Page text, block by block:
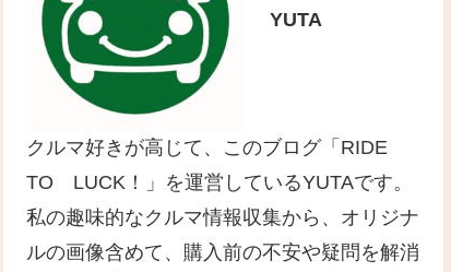
YUTA
クルマ好きが高じて、このブログ「RIDE
TO LUCK！」を運営しているYUTAです。
私の趣味的なクルマ情報収集から、オリジナ
ルの画像含めて、購入前の不安や疑問を解消